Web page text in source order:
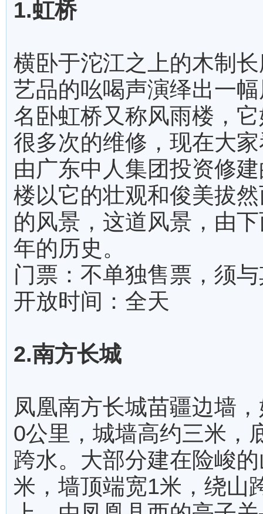
1.虹桥
横卧于沱江之上的木制
艺品的吆喝声演绎出一
名卧虹桥又称风雨楼，
很多次的维修，现在大
由广东中人集团投资修
楼以它的壮观和俊美拔
的风景，这道风景，由
年的历史。
门票：不单独售票，须
开放时间：全天
2.南方长城
凤凰南方长城苗疆边墙
0公里，城墙高约三米，
跨水。大部分建在险峻
米，墙顶端宽1米，绕山